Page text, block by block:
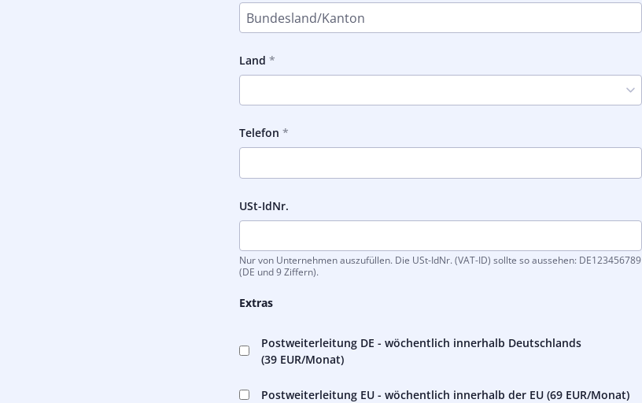
Land
Telefon
USt-IdNr.
Nur von Unternehmen auszufüllen. Die USt-IdNr. (VAT-ID) sollte so aussehen: DE123456789
(DE und 9 Ziffern).
Extras
Postweiterleitung DE - wöchentlich innerhalb Deutschlands
(39 EUR/Monat)
Postweiterleitung EU - wöchentlich innerhalb der EU (69 EUR/Monat)